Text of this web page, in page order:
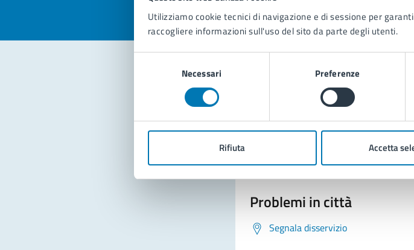
Utilizziamo cookie tecnici di navigazione e di sessione per
raccogliere informazioni sull'uso del sito da parte degli utenti.
Necessari Preferenze
Rifiuta Accetta
Contatta il comune
Leggi le domande frequenti
Prenota appuntamento
Problemi in città
Segnala disservizio